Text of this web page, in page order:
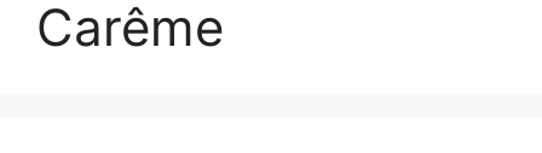
Carême